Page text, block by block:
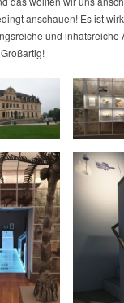
anschauen! Es ist
und inhatsreiche